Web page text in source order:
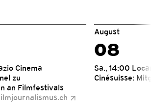
Cinema
zu
an Filmfestivals
August
08
Sa., 14:00
Cinésuisse: